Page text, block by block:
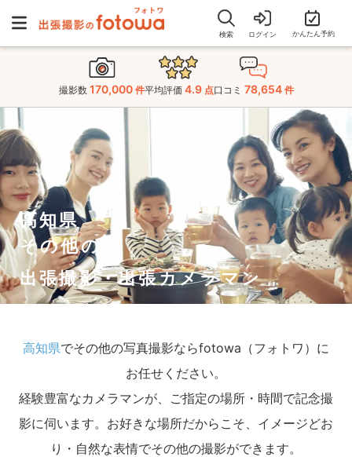
検索 ログイン かんたん予約
撮影数 170,000 件平均評価 4.9 点口コミ 78,654 件
高知県
その他の
出張撮影・出張カメラマン
高知県でその他の写真撮影ならfotowa（フォトワ）に
お任せください。
経験豊富なカメラマンが、ご指定の場所・時間で記念撮
影に伺います。お好きな場所だからこそ、イメージどお
り・自然な表情でその他の撮影ができます。